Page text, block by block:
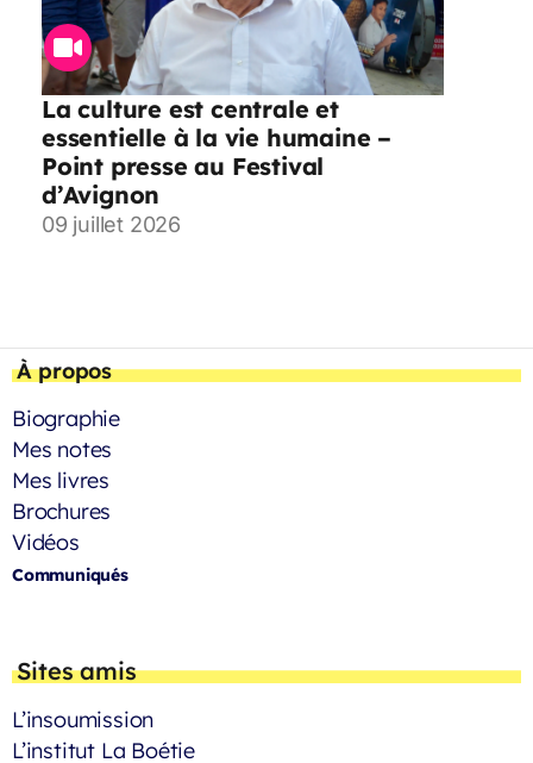
La culture est centrale et
essentielle à la vie humaine –
Point presse au Festival
d’Avignon
09 juillet 2026
À propos
Biographie
Mes notes
Mes livres
Brochures
Vidéos
Communiqués
Sites amis
L’insoumission
L’institut La Boétie